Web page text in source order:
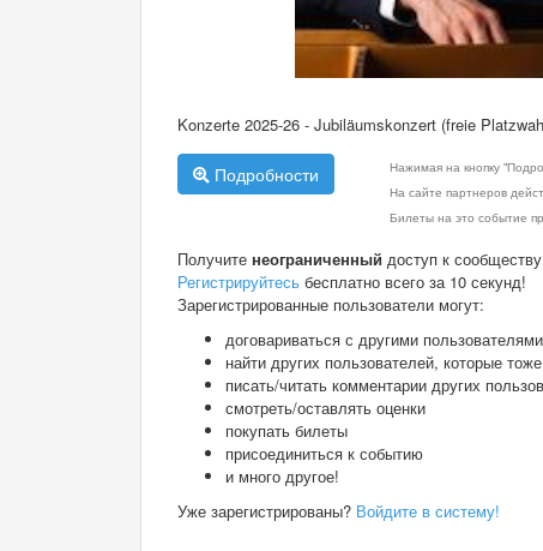
Konzerte 2025-26 - Jubiläumskonzert (freie
Подробности
Нажимая на кнопку
На сайте партнеров
Билеты на это событие
Получите неограниченный доступ к
Регистрируйтесь бесплатно всего за 10 секунд!
Зарегистрированные пользователи могут:
договариваться с другими пользователями
найти других пользователей, которые
писать/читать комментарии других
смотреть/оставлять оценки
покупать билеты
присоединиться к событию
и много другое!
Уже зарегистрированы? Войдите в систему!